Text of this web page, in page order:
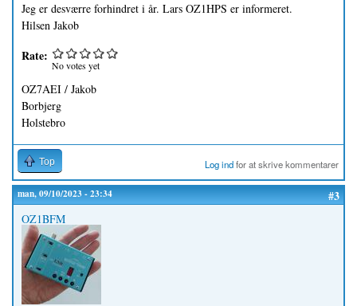
Jeg er desværre forhindret i år. Lars OZ1HPS er informeret.
Hilsen Jakob
Rate:
No votes yet
OZ7AEI / Jakob
Borbjerg
Holstebro
Top Log indfor at skrive kommentarer
man, 09/10/2023 - 23:34 #3
OZ1BFM